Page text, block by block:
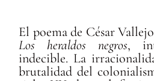
El poema de César
Los heraldos negros,
indecible. La
brutalidad del